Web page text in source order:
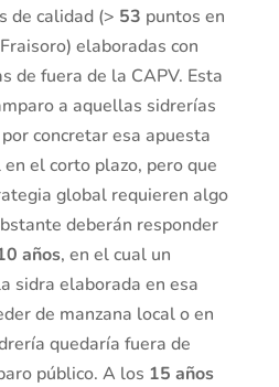
de calidad (> 53 puntos en
elaboradas con
de fuera de la CAPV. Esta
a aquellas sidrerías
concretar esa apuesta
el corto plazo, pero que
global requieren algo
deberán responder
años, en el cual un
sidra elaborada en esa
de manzana local o en
quedaría fuera de
público. A los 15 años